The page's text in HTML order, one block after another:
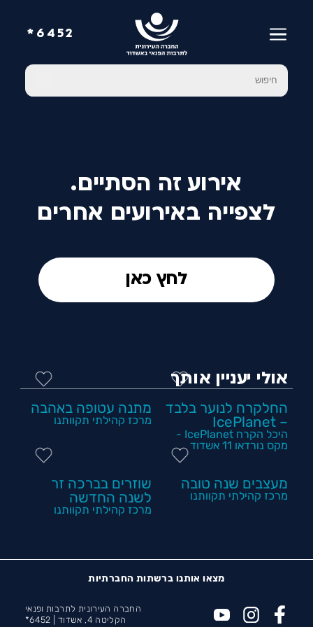
6452*
אירוע זה הסתיים.
לצפייה באירועים אחרים
לחץ כאן
אולי יעניין אותך
החלקרח לנוער בלבד
– IcePlanet
היכל הקרח IcePlanet -
מקס נורדאו 11 אשדוד
מתנה עטופה באהבה
מרכז קהילתי תקוותנו
מעצבים שנה טובה
מרכז קהילתי תקוותנו
שוזרים בברכה זר
לשנה החדשה
מרכז קהילתי תקוותנו
מצאו אותנו ברשתות החברתיות
החברה העירונית לתרבות ופנאי
הקליטה 4, אשדוד |
6452*